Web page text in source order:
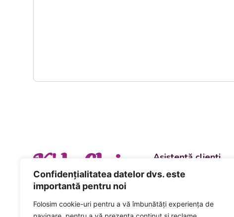
Confidențialitatea datelor dvs. este
importantă pentru noi
Folosim cookie-uri pentru a vă îmbunătăți experiența de
K' la Cluj Asistență clienți
Departament vânzări și
Comenzi și livrări catering